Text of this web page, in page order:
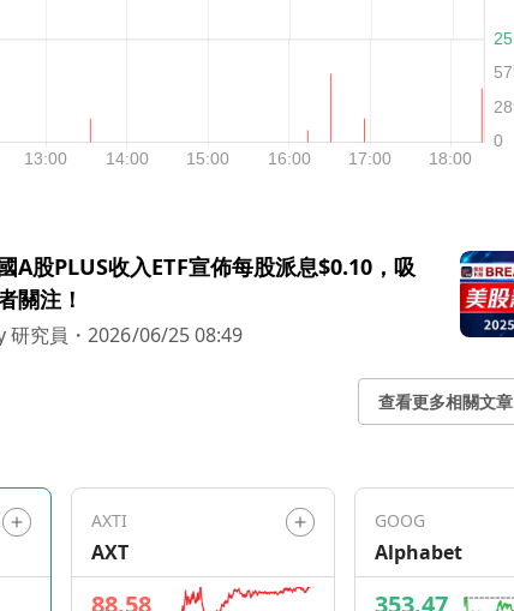
A股PLUS收入ETF宣佈每股派息$0.10，吸
關注！
研究員 ・2026/06/25 08:49
查看更多相關文章
AXTI
AXT
88.58
GOOG
Alphabet
353.47